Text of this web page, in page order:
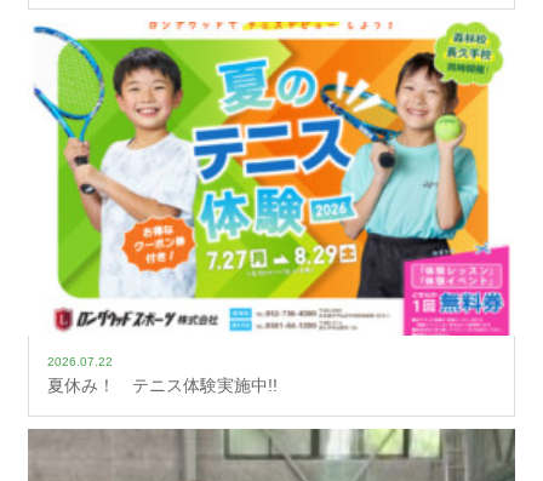
2026.07.22
夏休み！ テニス体験実施中!!